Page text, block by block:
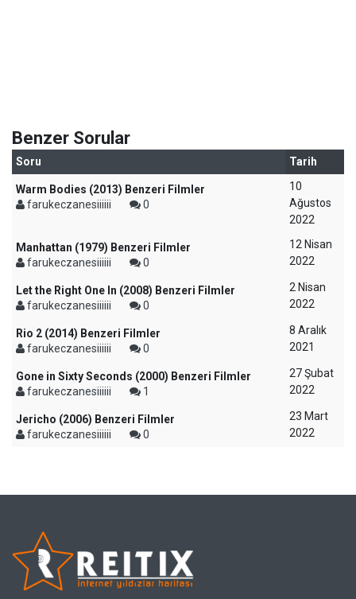
Benzer Sorular
Soru Tarih
Warm Bodies (2013) Benzeri Filmler
farukeczanesiiiiii
0
10
Ağustos
2022
Manhattan (1979) Benzeri Filmler
farukeczanesiiiiii
0
12 Nisan
2022
Let the Right One In (2008) Benzeri Filmler
farukeczanesiiiiii
0
2 Nisan
2022
Rio 2 (2014) Benzeri Filmler
farukeczanesiiiiii
0
8 Aralık
2021
Gone in Sixty Seconds (2000) Benzeri Filmler
farukeczanesiiiiii
1
27 Şubat
2022
Jericho (2006) Benzeri Filmler
farukeczanesiiiiii
0
23 Mart
2022